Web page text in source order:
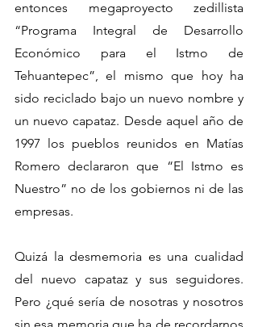
entonces megaproyecto zedillista
“Programa Integral de Desarrollo
Económico para el Istmo de
Tehuantepec”, el mismo que hoy ha
sido reciclado bajo un nuevo nombre y
un nuevo capataz. Desde aquel año de
1997 los pueblos reunidos en Matías
Romero declararon que “El Istmo es
Nuestro” no de los gobiernos ni de las
empresas.
Quizá la desmemoria es una cualidad
del nuevo capataz y sus seguidores.
Pero ¿qué sería de nosotras y nosotros